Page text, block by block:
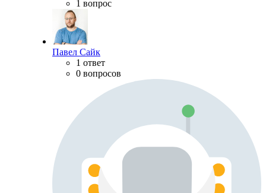
1 вопрос
Павел Сайк
1 ответ
0 вопросов